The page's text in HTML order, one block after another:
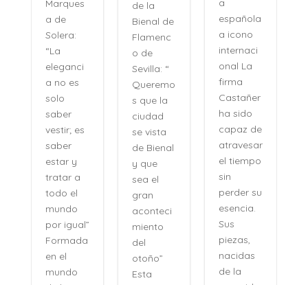
Marques
a de
Solera:
“La
eleganci
a no es
solo
saber
vestir; es
saber
estar y
tratar a
todo el
mundo
por igual”
Formada
en el
mundo
de la
Bienal de
Flamenc
o de
Sevilla: “
Queremo
s que la
ciudad
se vista
de Bienal
y que
sea el
gran
aconteci
miento
del
otoño”
Esta
a
española
a icono
internaci
onal La
firma
Castañer
ha sido
capaz de
atravesar
el tiempo
sin
perder su
esencia.
Sus
piezas,
nacidas
de la